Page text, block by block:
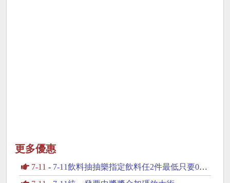
更多優惠
7-11 - 7-11飲料抽抽樂指定飲料任2件最低只要0元起